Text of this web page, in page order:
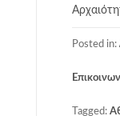
Posted in:
Tagged: